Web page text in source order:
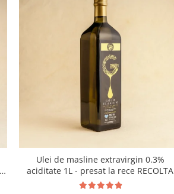
Ulei de masline extravirgin 0.3%
aciditate 1L - presat la rece RECOLTA
NOUA